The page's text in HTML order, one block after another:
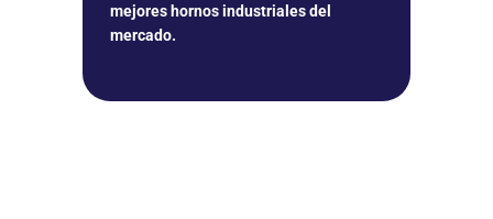
mejores hornos industriales del
mercado.